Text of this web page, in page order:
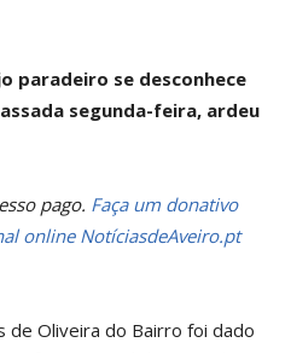
paradeiro se desconhece
segunda-feira, ardeu
pago. Faça um donativo
online NotíciasdeAveiro.pt
de Oliveira do Bairro foi dado